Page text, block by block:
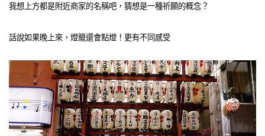
我想上方都是附近商家的名稱吧，猜想是一種祈願的概念？
話說如果晚上來，燈籠還會點燈！更有不同感受